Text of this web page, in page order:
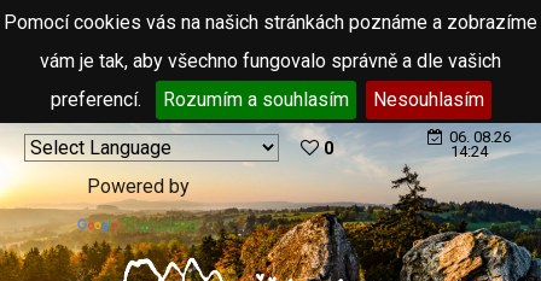
Pomocí cookies vás na našich stránkách poznáme a zobrazíme
vám je tak, aby všechno fungovalo správně a dle vašich
preferencí.
Rozumím a souhlasím Nesouhlasím
Powered by
Translate
0
06. 08.26
14:24